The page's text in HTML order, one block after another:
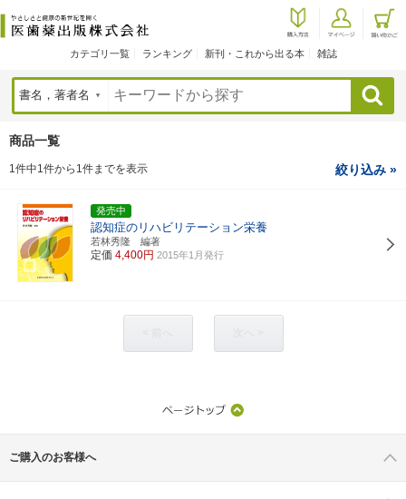
カテゴリ一覧 ランキング 新刊・これから出る本 雑誌
検索
商品一覧
1件中1件から1件までを表示 絞り込み »
発売中
認知症のリハビリテーション栄養
若林秀隆 編著
定価 4,400円 2015年1月発行
ご購入のお客様へ